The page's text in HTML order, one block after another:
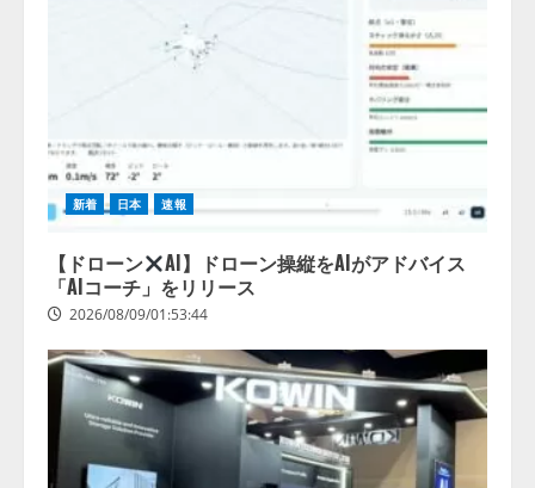
新着 日本 速報
【ドローン
AI】ドローン操縦をAIがアドバイス
「AIコーチ」をリリース
2026/08/09/01:53:44